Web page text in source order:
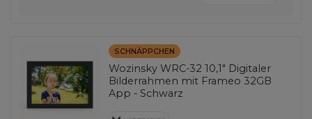
SCHNÄPPCHEN
Wozinsky WRC-32 10,1" Digitaler
Bilderrahmen mit Frameo 32GB
App - Schwarz